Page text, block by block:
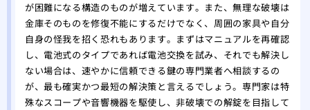
が困難になる構造のものが増えています。また、無理な破壊は
金庫そのものを修復不能にするだけでなく、周囲の家具や自分
自身の怪我を招く恐れもあります。まずはマニュアルを再確認
し、電池式のタイプであれば電池交換を試み、それでも解決し
ない場合は、速やかに信頼できる鍵の専門業者へ相談するの
が、最も確実かつ最短の解決策と言えるでしょう。専門家は特
殊なスコープや音響機器を駆使し、非破壊での解錠を目指して